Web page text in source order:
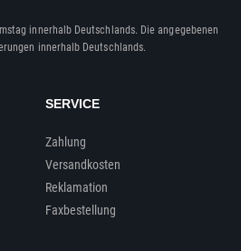
innerhalb Deutschlands. Die angegebenen
innerhalb Deutschlands.
SERVICE
Zahlung
Versandkosten
Reklamation
Faxbestellung